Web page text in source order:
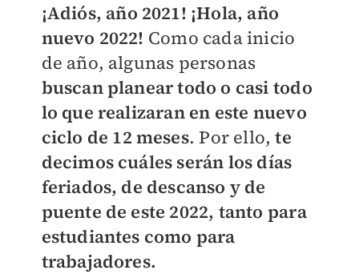
¡Adiós, año 2021! ¡Hola, año
nuevo 2022! Como cada inicio
de año, algunas personas
buscan planear todo o casi todo
lo que realizaran en este nuevo
ciclo de 12 meses. Por ello, te
decimos cuáles serán los días
feriados, de descanso y de
puente de este 2022, tanto para
estudiantes como para
trabajadores.